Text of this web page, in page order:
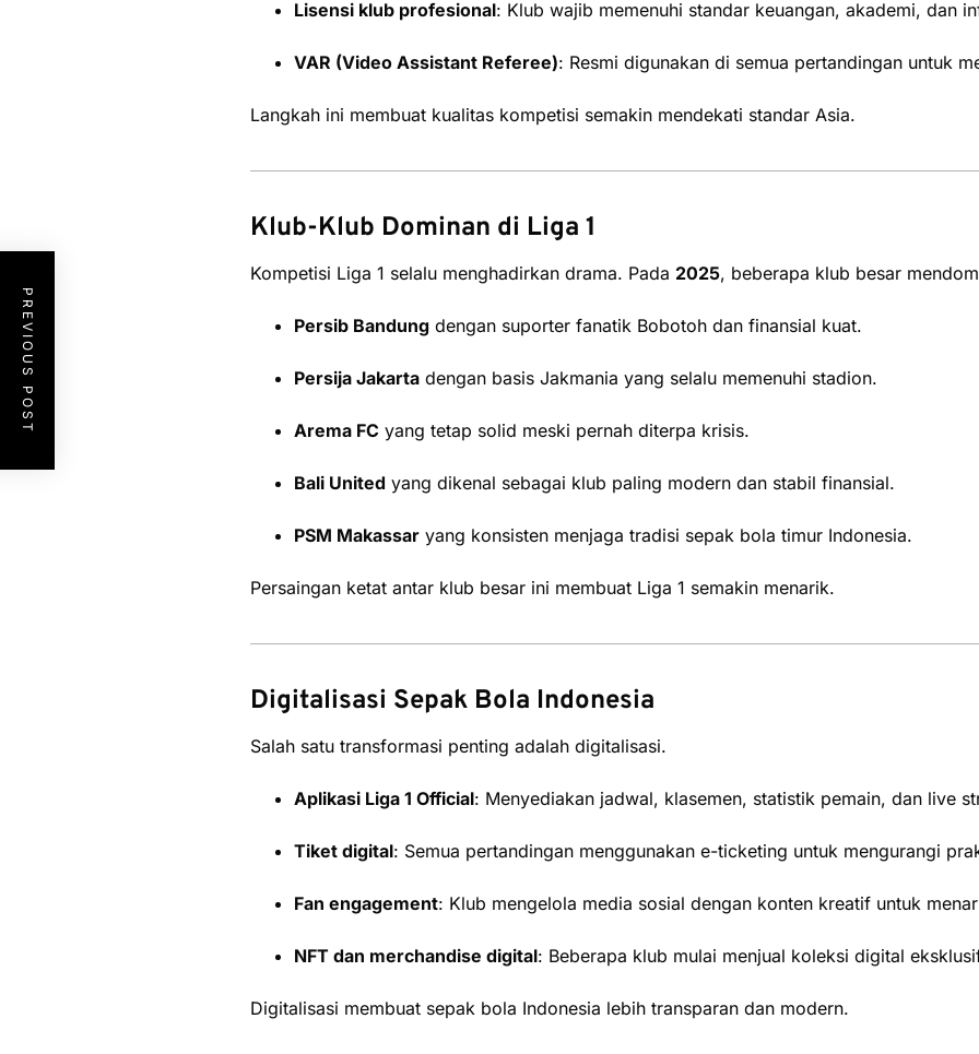
Lisensi klub profesional: Klub wajib memenuhi standar keuangan, akademi, dan
VAR (Video Assistant Referee): Resmi digunakan di semua pertandingan untuk
Langkah ini membuat kualitas kompetisi semakin mendekati standar Asia.
Klub-Klub Dominan di Liga 1
Kompetisi Liga 1 selalu menghadirkan drama. Pada 2025, beberapa klub besar
Persib Bandungdengan suporter fanatik Bobotoh dan finansial kuat.
Persija Jakartadengan basis Jakmania yang selalu memenuhi stadion.
Arema FC yang tetap solid meski pernah diterpa krisis.
Bali United yang dikenal sebagai klub paling modern dan stabil finansial.
PSM Makassaryang konsisten menjaga tradisi sepak bola timur Indonesia.
Persaingan ketat antar klub besar ini membuat Liga 1 semakin menarik.
Digitalisasi Sepak Bola Indonesia
Salah satu transformasi penting adalah digitalisasi.
Aplikasi Liga 1 Official: Menyediakan jadwal, klasemen, statistik pemain, dan live
Tiket digital: Semua pertandingan menggunakan e-ticketing untuk mengurangi
Fan engagement: Klub mengelola media sosial dengan konten kreatif untuk
NFT dan merchandise digital: Beberapa klub mulai menjual koleksi digital
Digitalisasi membuat sepak bola Indonesia lebih transparan dan modern.
PREVIOUS POST